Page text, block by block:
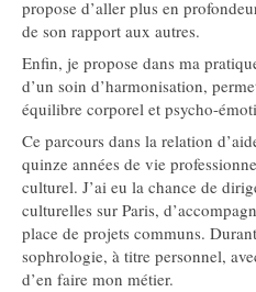
propose d’aller plus en
de son rapport aux autres.
Enfin, je propose dans ma
d’un soin d’harmonisation,
équilibre corporel et psycho-
Ce parcours dans la relation
quinze années de vie
culturel. J’ai eu la chance de
culturelles sur Paris,
place de projets communs.
sophrologie, à titre personnel,
d’en faire mon métier.